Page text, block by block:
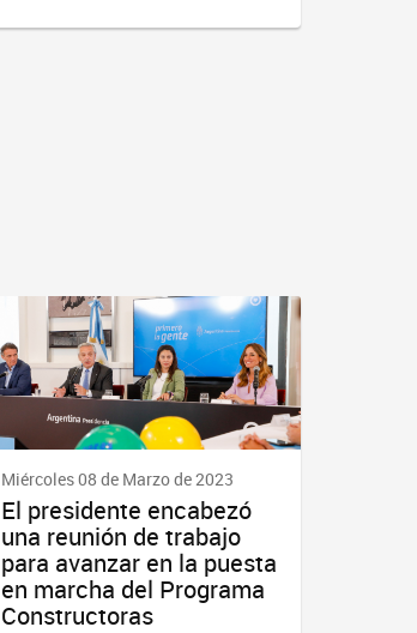
Miércoles 08 de Marzo de 2023
El presidente encabezó
una reunión de trabajo
para avanzar en la puesta
en marcha del Programa
Constructoras